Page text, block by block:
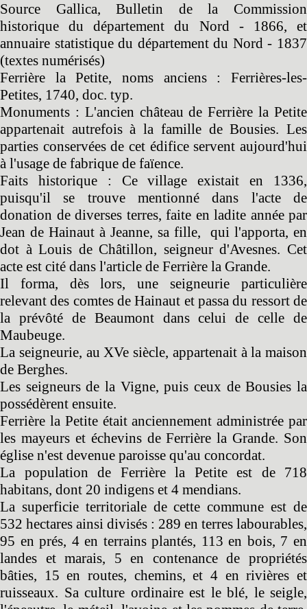
Source Gallica, Bulletin de la Commission
historique du département du Nord - 1866, et
annuaire statistique du département du Nord - 1837
(textes numérisés)
Ferrière la Petite, noms anciens : Ferrières-les-
Petites, 1740, doc. typ.
Monuments : L'ancien château de Ferrière la Petite
appartenait autrefois à la famille de Bousies. Les
parties conservées de cet édifice servent aujourd'hui
à l'usage de fabrique de faïence.
Faits historique : Ce village existait en 1336,
puisqu'il se trouve mentionné dans l'acte de
donation de diverses terres, faite en ladite année par
Jean de Hainaut à Jeanne, sa fille, qui l'apporta, en
dot à Louis de Châtillon, seigneur d'Avesnes. Cet
acte est cité dans l'article de Ferrière la Grande.
Il forma, dès lors, une seigneurie particulière
relevant des comtes de Hainaut et passa du ressort de
la prévôté de Beaumont dans celui de celle de
Maubeuge.
La seigneurie, au XVe siècle, appartenait à la maison
de Berghes.
Les seigneurs de la Vigne, puis ceux de Bousies la
possédèrent ensuite.
Ferrière la Petite était anciennement administrée par
les mayeurs et échevins de Ferrière la Grande. Son
église n'est devenue paroisse qu'au concordat.
La population de Ferrière la Petite est de 718
habitans, dont 20 indigens et 4 mendians.
La superficie territoriale de cette commune est de
532 hectares ainsi divisés : 289 en terres labourables,
95 en prés, 4 en terrains plantés, 113 en bois, 7 en
landes et marais, 5 en contenance de propriétés
bâties, 15 en routes, chemins, et 4 en rivières et
ruisseaux. Sa culture ordinaire est le blé, le seigle,